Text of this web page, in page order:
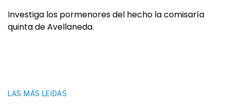
Investiga los pormenores del hecho la comisaría
quinta de Avellaneda.
LAS MÁS LEIDAS